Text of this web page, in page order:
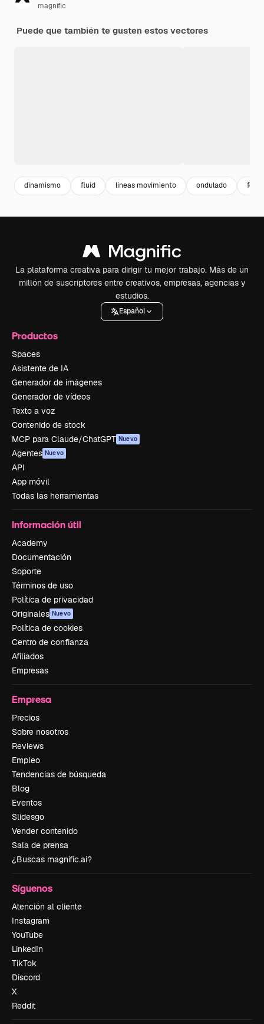
magnific
Puede que también te gusten estos vectores
dinamismo fluid lineas movimiento ondulado
La plataforma creativa para dirigir tu mejor trabajo. Más de un
millón de suscriptores entre creativos, empresas, agencias y
estudios.
Español
Productos
Spaces
Asistente de IA
Generador de imágenes
Generador de vídeos
Texto a voz
Contenido de stock
MCP para Claude/ChatGPT Nuevo
Agentes Nuevo
API
App móvil
Todas las herramientas
Información útil
Academy
Documentación
Soporte
Términos de uso
Política de privacidad
Originales Nuevo
Política de cookies
Centro de confianza
Afiliados
Empresas
Empresa
Precios
Sobre nosotros
Reviews
Empleo
Tendencias de búsqueda
Blog
Eventos
Slidesgo
Vender contenido
Sala de prensa
¿Buscas magnific.ai?
Síguenos
Atención al cliente
Instagram
YouTube
LinkedIn
TikTok
Discord
X
Reddit